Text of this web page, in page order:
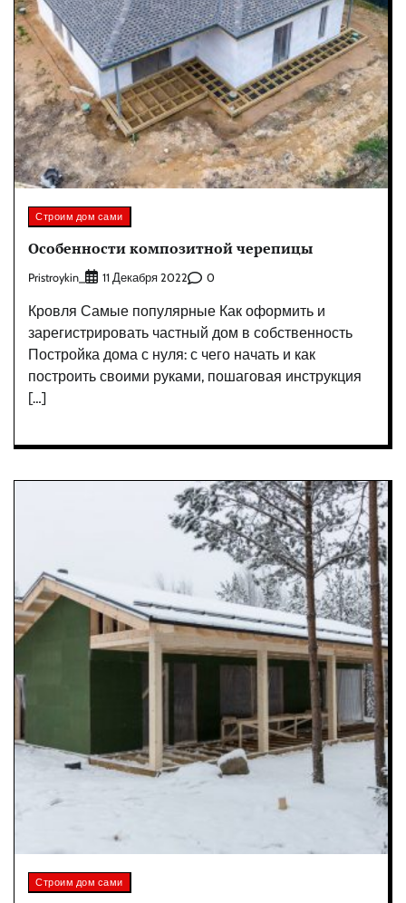
Строим дом сами
Особенности композитной черепицы
Pristroykin_ 11 Декабря 2022 0
Кровля Самые популярные Как оформить и
зарегистрировать частный дом в собственность
Постройка дома с нуля: с чего начать и как
построить своими руками, пошаговая инструкция
[…]
Строим дом сами